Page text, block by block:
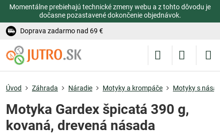
Momentálne prebiehajú technické zmeny webu a z tohto dôvodu je
dočasne pozastavené dokončenie objednávok.
Doprava zadarmo nad 69 €
Úvod Záhrada Náradie Motyky a krompáče Motyky s
Motyka Gardex špicatá 390 g,
kovaná, drevená násada